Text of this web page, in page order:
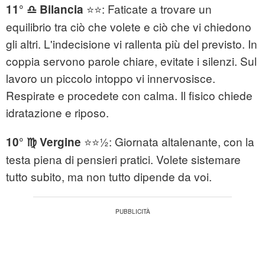
11° ♎ Bilancia ⭐⭐: Faticate a trovare un
equilibrio tra ciò che volete e ciò che vi chiedono
gli altri. L'indecisione vi rallenta più del previsto. In
coppia servono parole chiare, evitate i silenzi. Sul
lavoro un piccolo intoppo vi innervosisce.
Respirate e procedete con calma. Il fisico chiede
idratazione e riposo.
10° ♍ Vergine ⭐⭐½: Giornata altalenante, con la
testa piena di pensieri pratici. Volete sistemare
tutto subito, ma non tutto dipende da voi.